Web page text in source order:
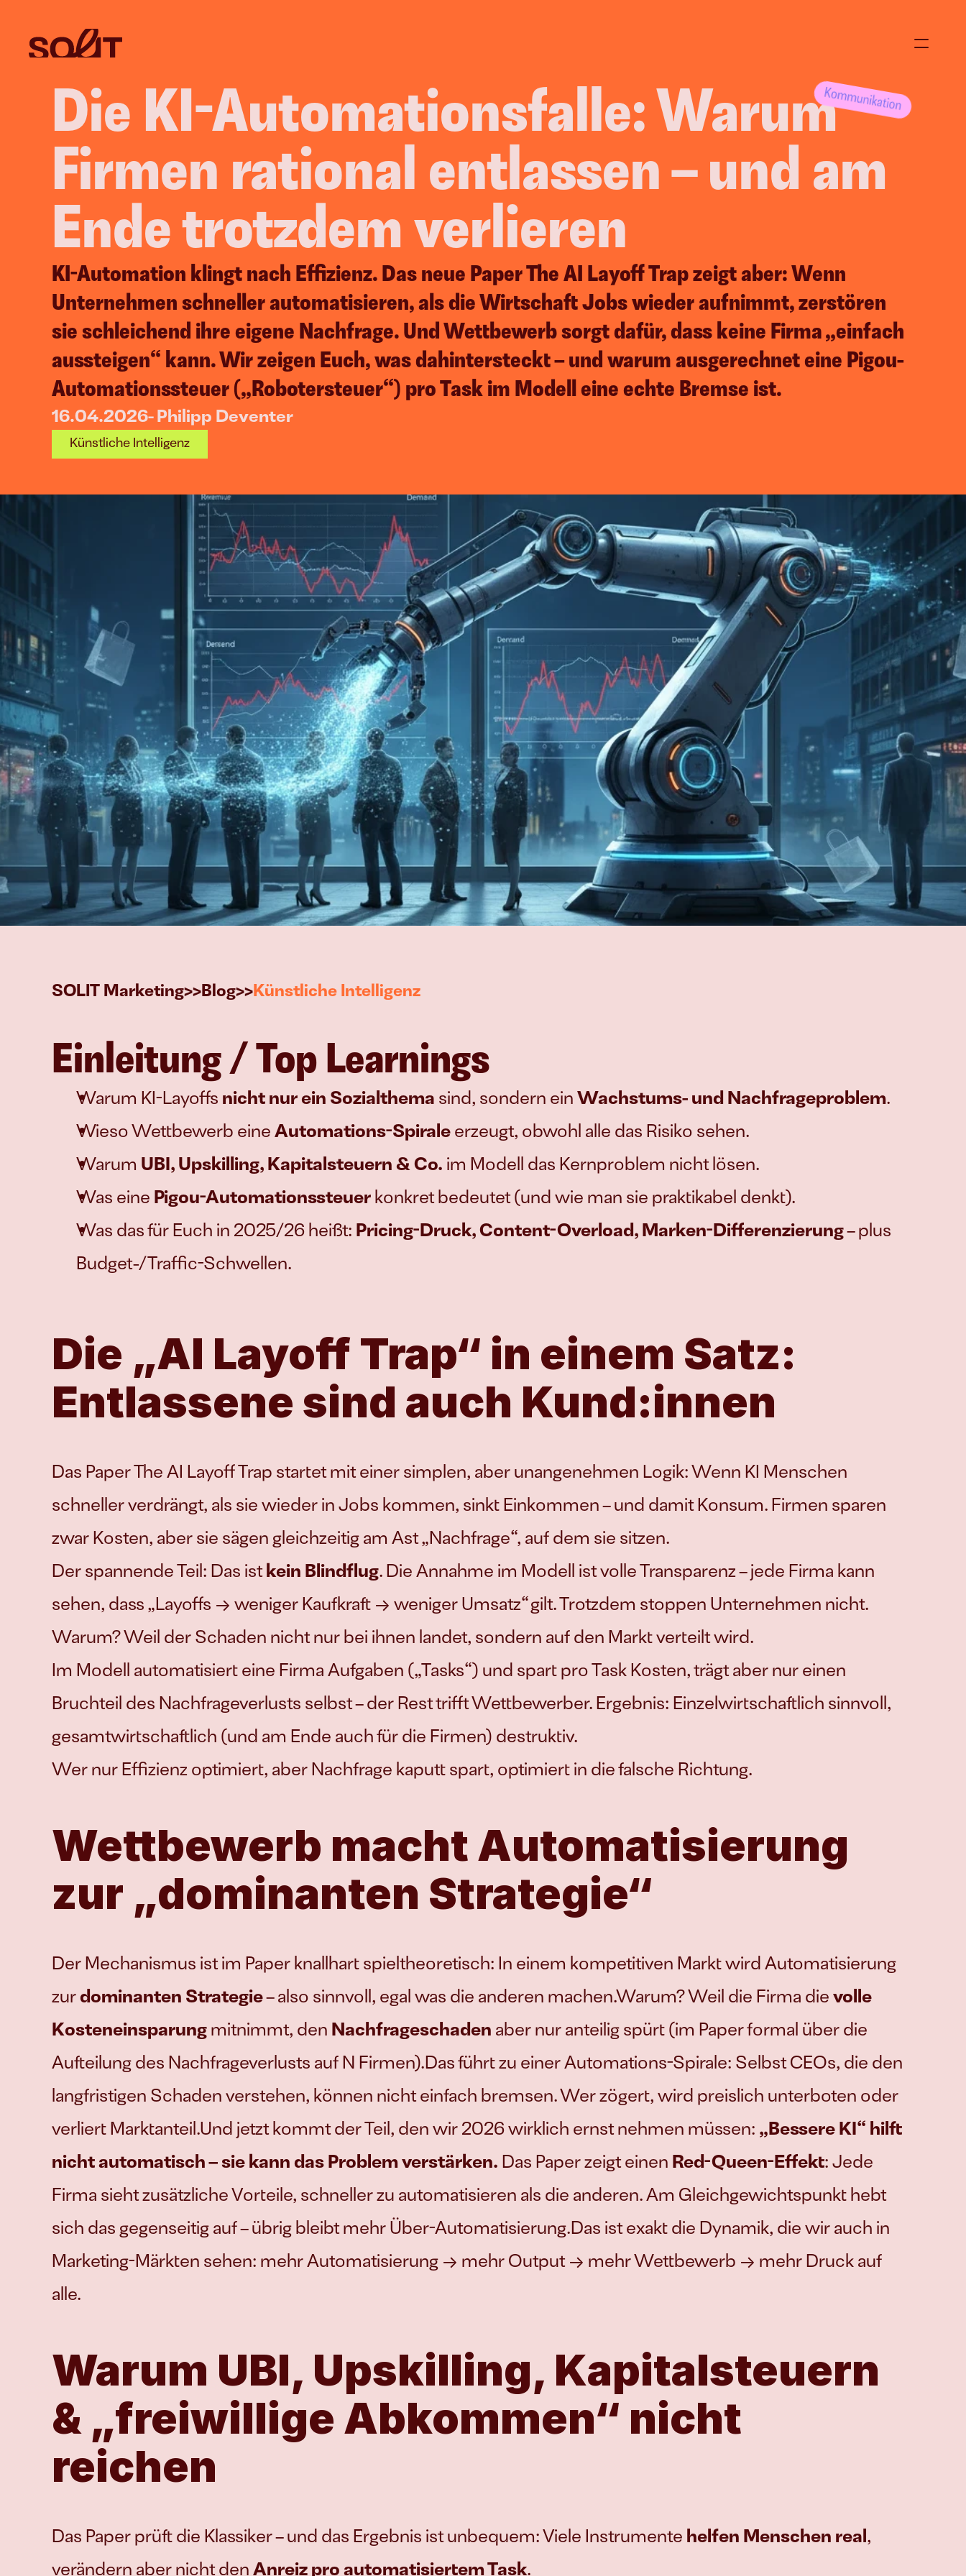
Die KI-Automationsfalle: Warum
Firmen rational entlassen – und am
Ende trotzdem verlieren
KI-Automation klingt nach Effizienz. Das neue Paper The AI Layoff Trap zeigt aber: Wenn
Unternehmen schneller automatisieren, als die Wirtschaft Jobs wieder aufnimmt, zerstören
sie schleichend ihre eigene Nachfrage. Und Wettbewerb sorgt dafür, dass keine Firma „einfach
aussteigen“ kann. Wir zeigen Euch, was dahintersteckt – und warum ausgerechnet eine Pigou-
Automationssteuer („Robotersteuer“) pro Task im Modell eine echte Bremse ist.
16.04.2026- Philipp Deventer
Künstliche Intelligenz
SOLIT Marketing>> Blog>> Künstliche Intelligenz
Einleitung / Top Learnings
Warum KI-Layoffs nicht nur ein Sozialthema sind, sondern ein Wachstums- und Nachfrageproblem.
Wieso Wettbewerb eine Automations-Spirale erzeugt, obwohl alle das Risiko sehen.
Warum UBI, Upskilling, Kapitalsteuern & Co. im Modell das Kernproblem nicht lösen.
Was eine Pigou-Automationssteuer konkret bedeutet (und wie man sie praktikabel denkt).
Was das für Euch in 2025/26 heißt: Pricing-Druck, Content-Overload, Marken-Differenzierung – plus
Budget-/Traffic-Schwellen.
Die „AI Layoff Trap“ in einem Satz:
Entlassene sind auch Kund:innen
Das Paper The AI Layoff Trap startet mit einer simplen, aber unangenehmen Logik: Wenn KI Menschen
schneller verdrängt, als sie wieder in Jobs kommen, sinkt Einkommen – und damit Konsum. Firmen sparen
zwar Kosten, aber sie sägen gleichzeitig am Ast „Nachfrage“, auf dem sie sitzen.
Der spannende Teil: Das ist kein Blindflug. Die Annahme im Modell ist volle Transparenz – jede Firma kann
sehen, dass „Layoffs → weniger Kaufkraft → weniger Umsatz“ gilt. Trotzdem stoppen Unternehmen nicht.
Warum? Weil der Schaden nicht nur bei ihnen landet, sondern auf den Markt verteilt wird.
Im Modell automatisiert eine Firma Aufgaben („Tasks“) und spart pro Task Kosten, trägt aber nur einen
Bruchteil des Nachfrageverlusts selbst – der Rest trifft Wettbewerber. Ergebnis: Einzelwirtschaftlich sinnvoll,
gesamtwirtschaftlich (und am Ende auch für die Firmen) destruktiv.
Wer nur Effizienz optimiert, aber Nachfrage kaputt spart, optimiert in die falsche Richtung.
Wettbewerb macht Automatisierung
zur „dominanten Strategie“
Der Mechanismus ist im Paper knallhart spieltheoretisch: In einem kompetitiven Markt wird Automatisierung
zur dominanten Strategie – also sinnvoll, egal was die anderen machen.Warum? Weil die Firma die volle
Kosteneinsparung mitnimmt, den Nachfrageschaden aber nur anteilig spürt (im Paper formal über die
Aufteilung des Nachfrageverlusts auf N Firmen).Das führt zu einer Automations-Spirale: Selbst CEOs, die den
langfristigen Schaden verstehen, können nicht einfach bremsen. Wer zögert, wird preislich unterboten oder
verliert Marktanteil.Und jetzt kommt der Teil, den wir 2026 wirklich ernst nehmen müssen: „Bessere KI“ hilft
nicht automatisch – sie kann das Problem verstärken. Das Paper zeigt einen Red-Queen-Effekt: Jede
Firma sieht zusätzliche Vorteile, schneller zu automatisieren als die anderen. Am Gleichgewichtspunkt hebt
sich das gegenseitig auf – übrig bleibt mehr Über-Automatisierung.Das ist exakt die Dynamik, die wir auch in
Marketing-Märkten sehen: mehr Automatisierung → mehr Output → mehr Wettbewerb → mehr Druck auf
alle.
Warum UBI, Upskilling, Kapitalsteuern
& „freiwillige Abkommen“ nicht
reichen
Das Paper prüft die Klassiker – und das Ergebnis ist unbequem: Viele Instrumente helfen Menschen real,
verändern aber nicht den Anreiz pro automatisiertem Task.